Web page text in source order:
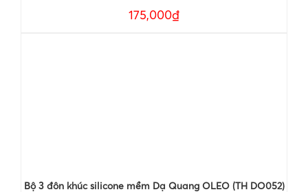
175,000₫
Bộ 3 đôn khúc silicone mềm Dạ Quang OLEO (TH DO052)